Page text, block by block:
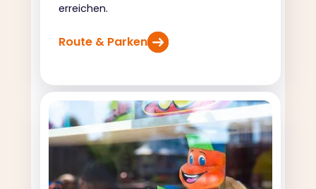
erreichen.
Route & Parken